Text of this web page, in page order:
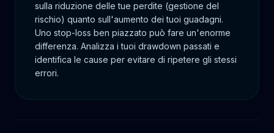
sulla riduzione delle tue perdite (gestione del
rischio) quanto sull'aumento dei tuoi guadagni.
Uno stop-loss ben piazzato può fare un'enorme
differenza. Analizza i tuoi drawdown passati e
identifica le cause per evitare di ripetere gli stessi
errori.